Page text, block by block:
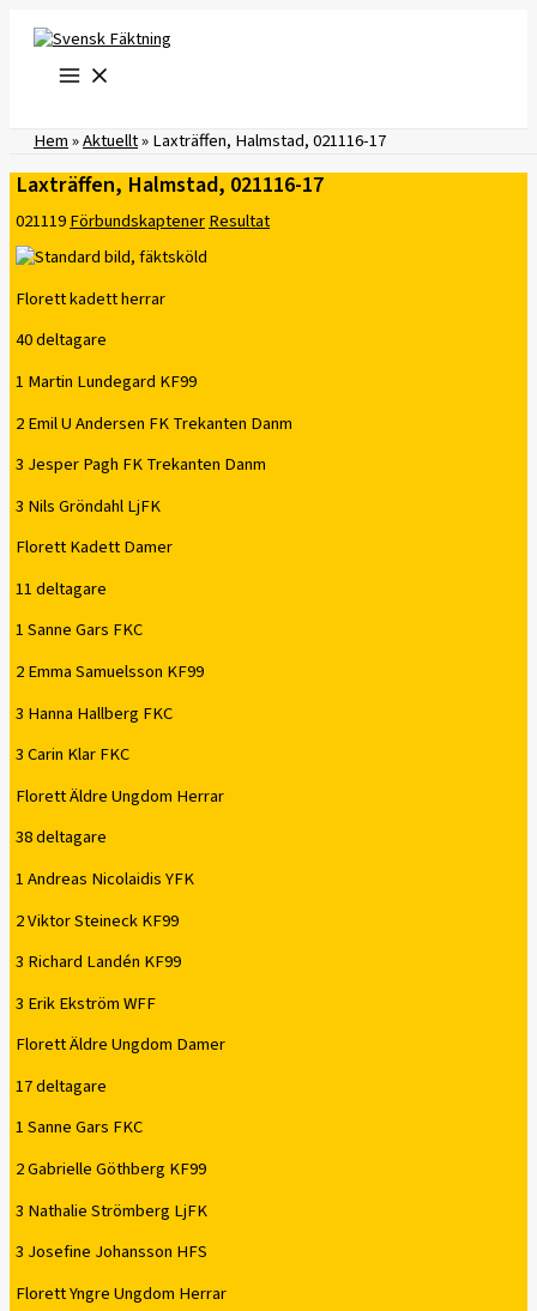
innehåll
Hem»Aktuellt»Laxträffen, Halmstad, 021116-17
Laxträffen, Halmstad, 021116-17
021119FörbundskaptenerResultat
Florett kadett herrar
40 deltagare
1 Martin Lundegard KF99
2 Emil U Andersen FK Trekanten Danm
3 Jesper Pagh FK Trekanten Danm
3 Nils Gröndahl LjFK
Florett Kadett Damer
11 deltagare
1 Sanne Gars FKC
2 Emma Samuelsson KF99
3 Hanna Hallberg FKC
3 Carin Klar FKC
Florett Äldre Ungdom Herrar
38 deltagare
1 Andreas Nicolaidis YFK
2 Viktor Steineck KF99
3 Richard Landén KF99
3 Erik Ekström WFF
Florett Äldre Ungdom Damer
17 deltagare
1 Sanne Gars FKC
2 Gabrielle Göthberg KF99
3 Nathalie Strömberg LjFK
3 Josefine Johansson HFS
Florett Yngre Ungdom Herrar